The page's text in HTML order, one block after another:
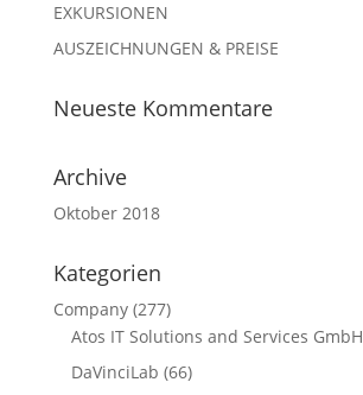
EXKURSIONEN
AUSZEICHNUNGEN & PREISE
Neueste Kommentare
Archive
Oktober 2018
Kategorien
Company(277)
Atos IT Solutions and Services GmbH
DaVinciLab (66)